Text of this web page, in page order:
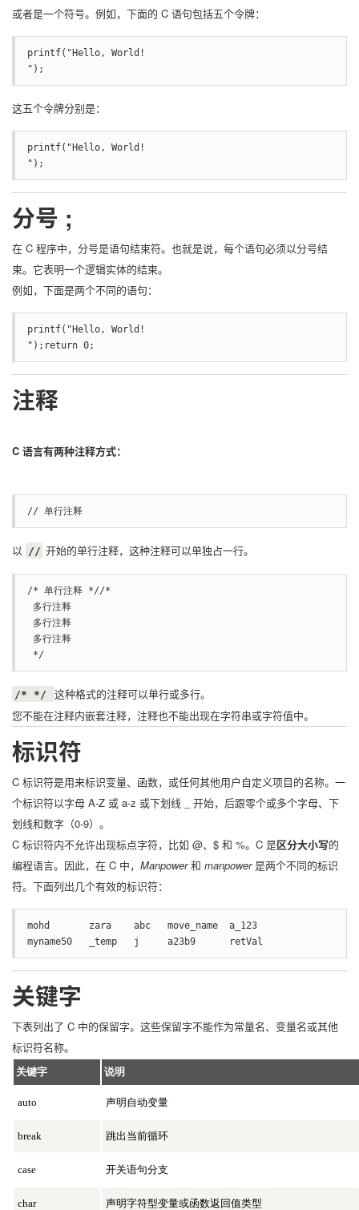
或者是一个符号。例如，下面的 C 语句包括五个令牌：
printf("Hello, World!
");
这五个令牌分别是：
printf("Hello, World!
");
分号 ;
在 C 程序中，分号是语句结束符。也就是说，每个语句必须以分号结
束。它表明一个逻辑实体的结束。
例如，下面是两个不同的语句：
printf("Hello, World!
");return 0;
注释
C 语言有两种注释方式：
// 单行注释
以 // 开始的单行注释，这种注释可以单独占一行。
/* 单行注释 *//*
多行注释
多行注释
多行注释
*/
/* */
这种格式的注释可以单行或多行。
您不能在注释内嵌套注释，注释也不能出现在字符串或字符值中。
标识符
C 标识符是用来标识变量、函数，或任何其他用户自定义项目的名称。一
个标识符以字母 A-Z 或 a-z 或下划线 _ 开始，后跟零个或多个字母、下
划线和数字（0-9）。
C 标识符内不允许出现标点字符，比如 @、$ 和 %。C 是区分大小写的
编程语言。因此，在 C 中， Manpower和 manpower是两个不同的标识
符。下面列出几个有效的标识符：
mohd       zara    abc   move_name  a_123
myname50   _temp   j     a23b9      retVal
关键字
下表列出了 C 中的保留字。这些保留字不能作为常量名、变量名或其他
标识符名称。
关键字 说明
auto 声明自动变量
break 跳出当前循环
case 开关语句分支
char 声明字符型变量或函数返回值类型